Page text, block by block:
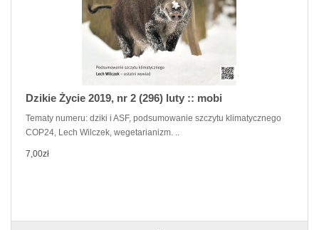
Dzikie Życie 2019, nr 2 (296) luty :: mobi
Tematy numeru: dziki i ASF, podsumowanie szczytu klimatycznego
COP24, Lech Wilczek, wegetarianizm. ..
7,00zł